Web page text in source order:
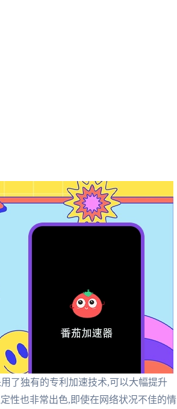
了独有的专利加速技术,可以大幅提升
性也非常出色,即使在网络状况不佳的情